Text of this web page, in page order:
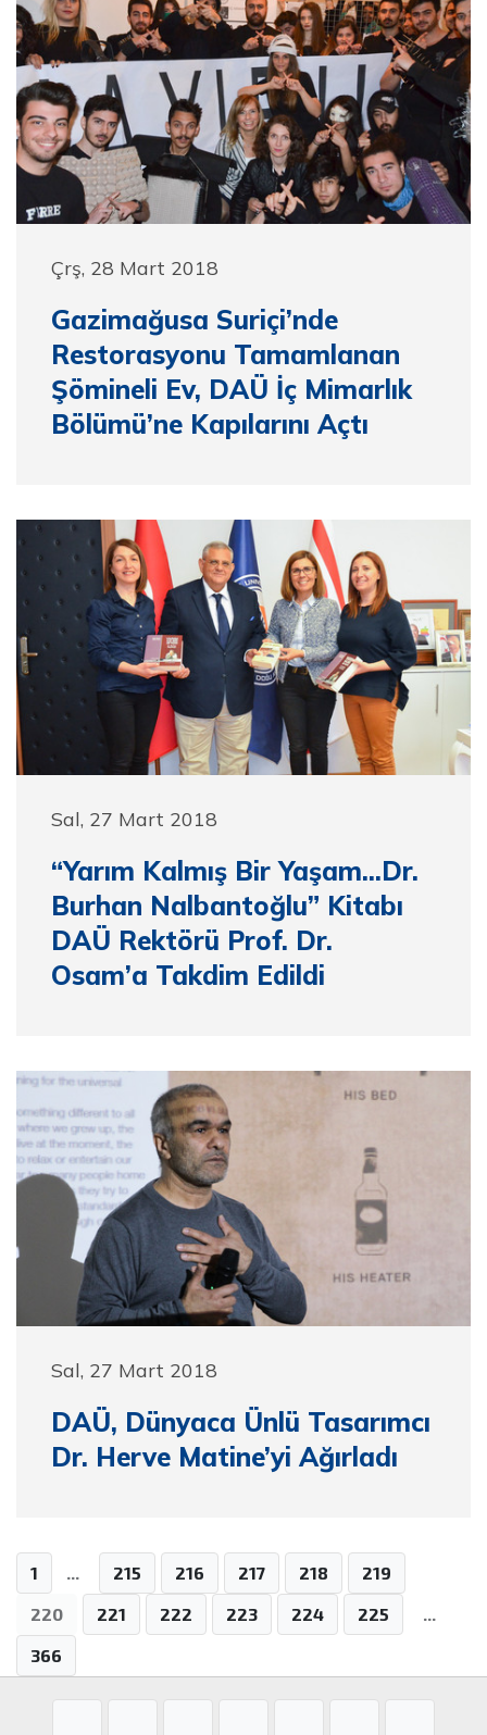
Çrş, 28 Mart 2018
Gazimağusa Suriçi’nde
Restorasyonu Tamamlanan
Şömineli Ev, DAÜ İç Mimarlık
Bölümü’ne Kapılarını Açtı
Sal, 27 Mart 2018
“Yarım Kalmış Bir Yaşam...Dr.
Burhan Nalbantoğlu” Kitabı
DAÜ Rektörü Prof. Dr.
Osam’a Takdim Edildi
Sal, 27 Mart 2018
DAÜ, Dünyaca Ünlü Tasarımcı
Dr. Herve Matine’yi Ağırladı
1 ... 215 216 217 218
219
220
221 222 223 224 225
...
366